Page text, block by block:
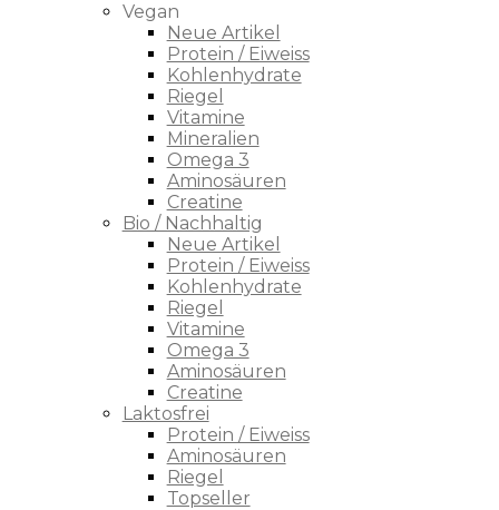
Vegan
Neue Artikel
Protein / Eiweiss
Kohlenhydrate
Riegel
Vitamine
Mineralien
Omega 3
Aminosäuren
Creatine
Bio / Nachhaltig
Neue Artikel
Protein / Eiweiss
Kohlenhydrate
Riegel
Vitamine
Omega 3
Aminosäuren
Creatine
Laktosfrei
Protein / Eiweiss
Aminosäuren
Riegel
Topseller